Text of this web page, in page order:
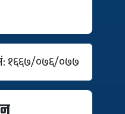
१६६७/०७६/०७७